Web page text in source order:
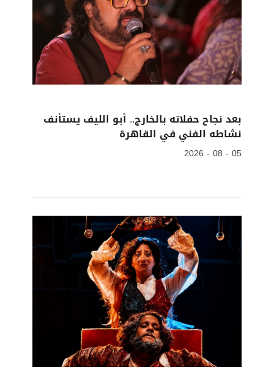
بعد نجاح حفلاته بالخارج.. أبو الليف يستأنف
نشاطه الفني في القاهرة
05 - 08 - 2026